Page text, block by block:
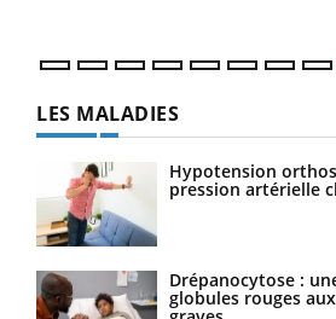
LES MALADIES
Hypotension
pression artérielle
Drépanocytose :
globules rouges